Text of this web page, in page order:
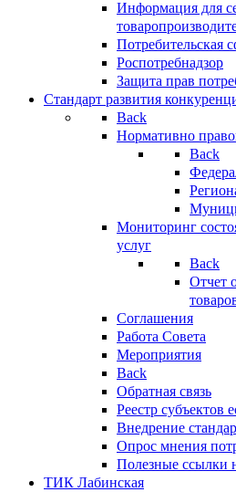
Информация для
Потребительская
Роспотребнадзор
Защита прав
Стандарт развития
Back
Нормативно
Back
Мониторинг
услуг
Back
Отчет
Соглашения
Работа Совета
Мероприятия
Back
Обратная связь
Реестр субъектов
Внедрение
Опрос мнения
Полезные ссылки
ТИК Лабинская